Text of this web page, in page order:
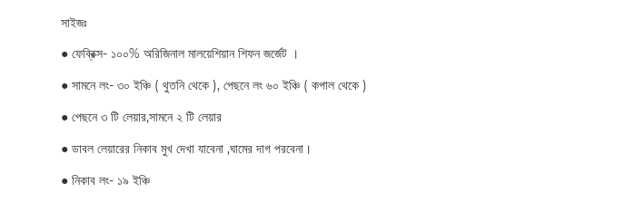
সাইজঃ
● ফেব্রিক্স- ১০০% অরিজিনাল মালয়েশিয়ান শিফন জর্জেট ।
● সামনে লং- ৩০ ইঞ্চি ( থুতনি থেকে ), পেছনে লং ৬০ ইঞ্চি ( কপাল থেকে )
● পেছনে ৩ টি লেয়ার,সামনে ২ টি লেয়ার
● ডাবল লেয়ারের নিকাব মুখ দেখা যাবেনা ,ঘামের দাগ পরবেনা।
● নিকাব লং- ১৯ ইঞ্চি